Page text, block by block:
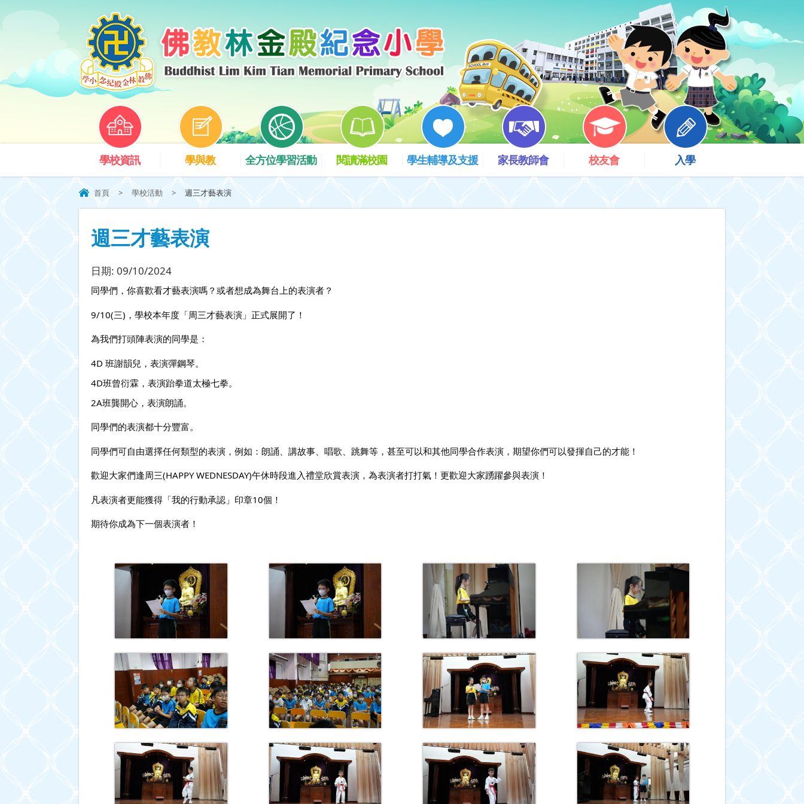
學校資訊 學與教 全方位學習活動 閱讀滿校園 學生輔導及支援 家長教師會 校友會 入學
首頁 > 學校活動 > 週三才藝表演
週三才藝表演
日期: 09/10/2024
同學們，你喜歡看才藝表演嗎？或者想成為舞台上的表演者？
9/10(三)，學校本年度「周三才藝表演」正式展開了！
為我們打頭陣表演的同學是：
4D 班謝韻兒，表演彈鋼琴。
4D班曾衍霖，表演跆拳道太極七拳。
2A班龔開心，表演朗誦。
同學們的表演都十分豐富。
同學們可自由選擇任何類型的表演，例如：朗誦、講故事、唱歌、跳舞等，甚至可以和其他同學合作表演，期望你們可以發揮自己的才能！
歡迎大家們逢周三(HAPPY WEDNESDAY)午休時段進入禮堂欣賞表演，為表演者打打氣！更歡迎大家踴躍參與表演！
凡表演者更能獲得「我的行動承認」印章10個！
期待你成為下一個表演者！